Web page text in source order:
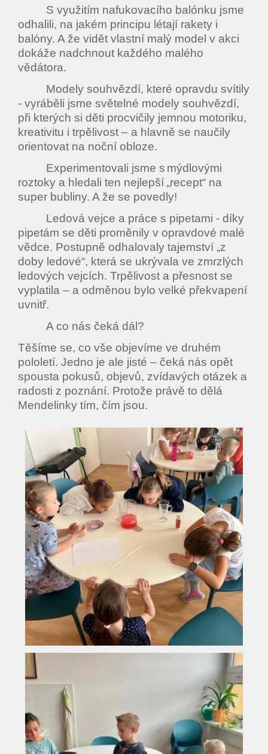
S využitím nafukovacího balónku jsme
odhalili, na jakém principu létají rakety i
balóny. A že vidět vlastní malý model v akci
dokáže nadchnout každého malého
vědátora.
Modely souhvězdí, které opravdu svítily
- vyráběli jsme světelné modely souhvězdí,
při kterých si děti procvičily jemnou motoriku,
kreativitu i trpělivost – a hlavně se naučily
orientovat na noční obloze.
Experimentovali jsme s mýdlovými
roztoky a hledali ten nejlepší„recept“ na
super bubliny. A že se povedly!
Ledová vejce a práce s pipetami - díky
pipetám se děti proměnily v opravdové malé
vědce. Postupně odhalovaly tajemství „z
doby ledové“, která se ukrývala ve zmrzlých
ledových vejcích. Trpělivost a přesnost se
vyplatila – a odměnou bylo velké překvapení
uvnitř.
A co nás čeká dál?
Těšíme se, co vše objevíme ve druhém
pololetí. Jedno je ale jisté – čeká nás opět
spousta pokusů, objevů, zvídavých otázek a
radosti z poznání. Protože právě to dělá
Mendelinky tím, čím jsou.